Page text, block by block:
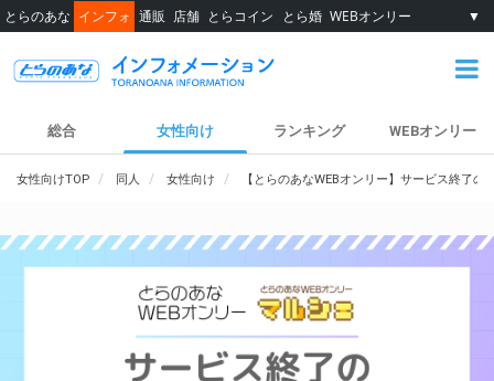
とらのあな インフォ 通販 店舗 とらコイン とら婚 WEBオンリー ▼
総合 女性向け ランキング WEBオンリー
女性向けTOP 同人 女性向け 【とらのあなWEBオンリー】サービス終了の